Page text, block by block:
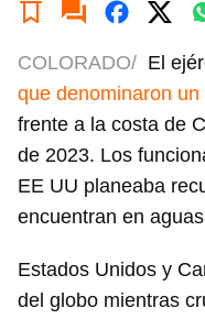
COLORADO/ El
que denominaron
frente a la costa de
de 2023. Los
EE UU planeaba
encuentran en
Estados Unidos y
del globo mientras